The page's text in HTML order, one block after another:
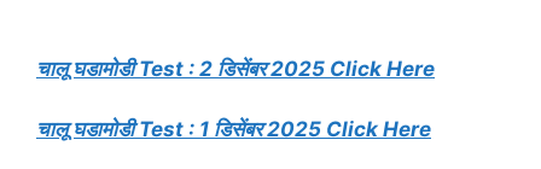
चालू घडामोडी Test : 2 डिसेंबर 2025 Click Here
चालू घडामोडी Test : 1 डिसेंबर 2025 Click Here